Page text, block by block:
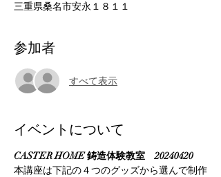
三重県桑名市安永１８１１
参加者
すべて表示
イベントについて
CASTER HOME 鋳造体験教室　20240420
本講座は下記の４つのグッズから選んで制作